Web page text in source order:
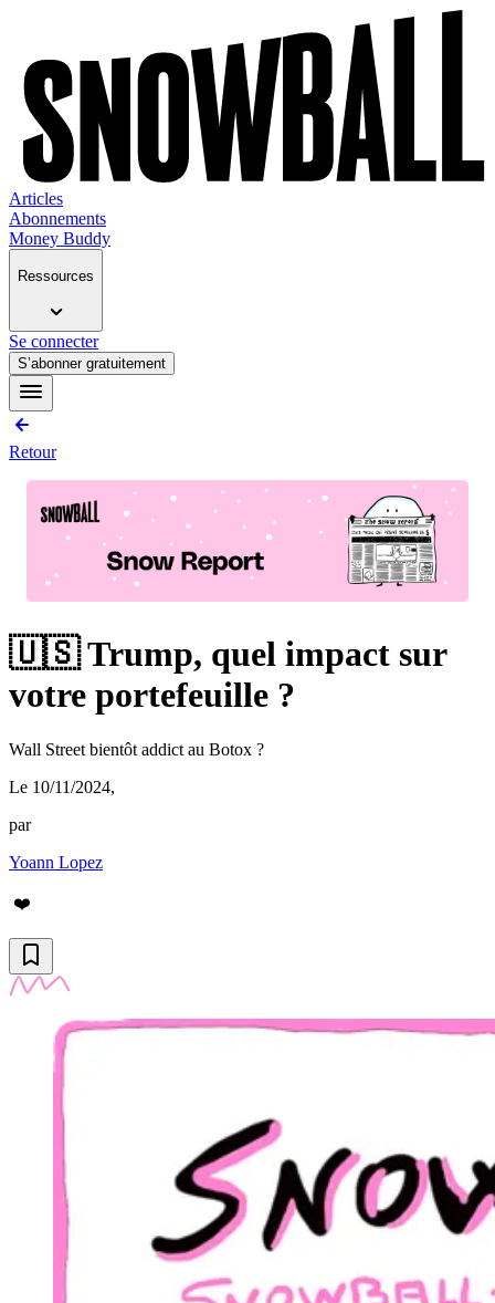
Articles
Abonnements
Money Buddy
Ressources
Se connecter
S’abonner gratuitement
Retour
🇺🇸 Trump, quel impact sur
votre portefeuille ?
Wall Street bientôt addict au Botox ?
Le 10/11/2024,
par
Yoann Lopez
❤️